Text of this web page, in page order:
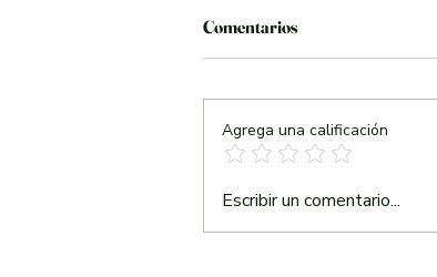
Porque la Spicy
Comentarios
Agrega una calificación
Escribir un comentario...